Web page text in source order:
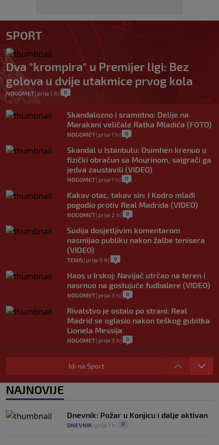
SPORT
Dva "krompira" u Premijer ligi: Bez
golova u dvije utakmice prvog kola
NOGOMET| prije 1 h | 0
Skandalozno i sramotno: Delije na
Marakani veličale Ratka Mladića (FOTO)
NOGOMET| prije 1 h | 0
Skandal u Istanbulu: Osimhen krenuo u
fizički obračun sa Mourinom, saigrači ga
jedva zaustavili (VIDEO)
NOGOMET| prije 1 h | 0
Kakav otac, takav sin: I Kodro mlađi
pogodio protiv Real Madrida (VIDEO)
NOGOMET| prije 2 h | 0
Sudija dosjetljivim komentarom
nasmijao publiku nakon žalbe tenisera
(VIDEO)
TENIS| prije 3 h | 0
Haos u Irskoj: Navijač utrčao na teren i
nasrnuo na gostujuće fudbalere (VIDEO)
NOGOMET| prije 3 h | 0
Rivalstvo je ostalo po strani: Real
Madrid se oglasio nakon teškog gubitka
Lionela Messija
NOGOMET| prije 3 h | 0
WNBA igračice odgovorile Kanteru
nakon provokacije: "Nećemo biti politički
0
FIFA-e je vaš novac", danas se suočava s
najvećom krizom
| prije 4 h
Idi na Sport
NAJNOVIJE
Dnevnik: Požar u Konjicu i dalje aktivan
DNEVNIK prije 1 h 0